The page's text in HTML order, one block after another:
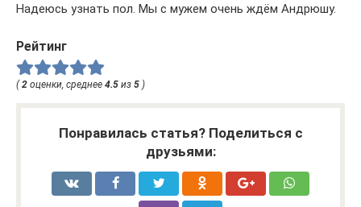
Надеюсь узнать пол. Мы с мужем очень ждём Андрюшу.
Рейтинг
(2 оценки, среднее 4.5 из 5 )
Понравилась статья? Поделиться с
друзьями: